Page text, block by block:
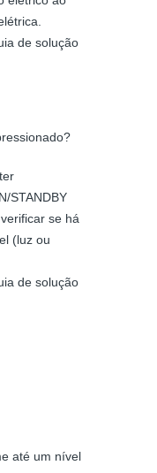
de solução
STANDBY
se há
(luz ou
de solução
até um nível